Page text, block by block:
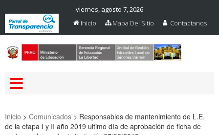
viernes, agosto 7, 2026
Inicio
Mapa Del Sitio Contactanos
Inicio > Comunicados > Responsables de mantenimiento de L.E.
de la etapa I y II año 2019 ultimo día de aprobación de ficha de